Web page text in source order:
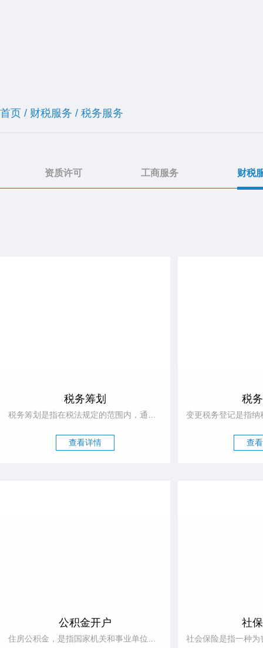
首页 / 财税服务 / 税务服务
资质许可 工商服务 财税
税务筹划
查看详情
税
查
公积金开户 社